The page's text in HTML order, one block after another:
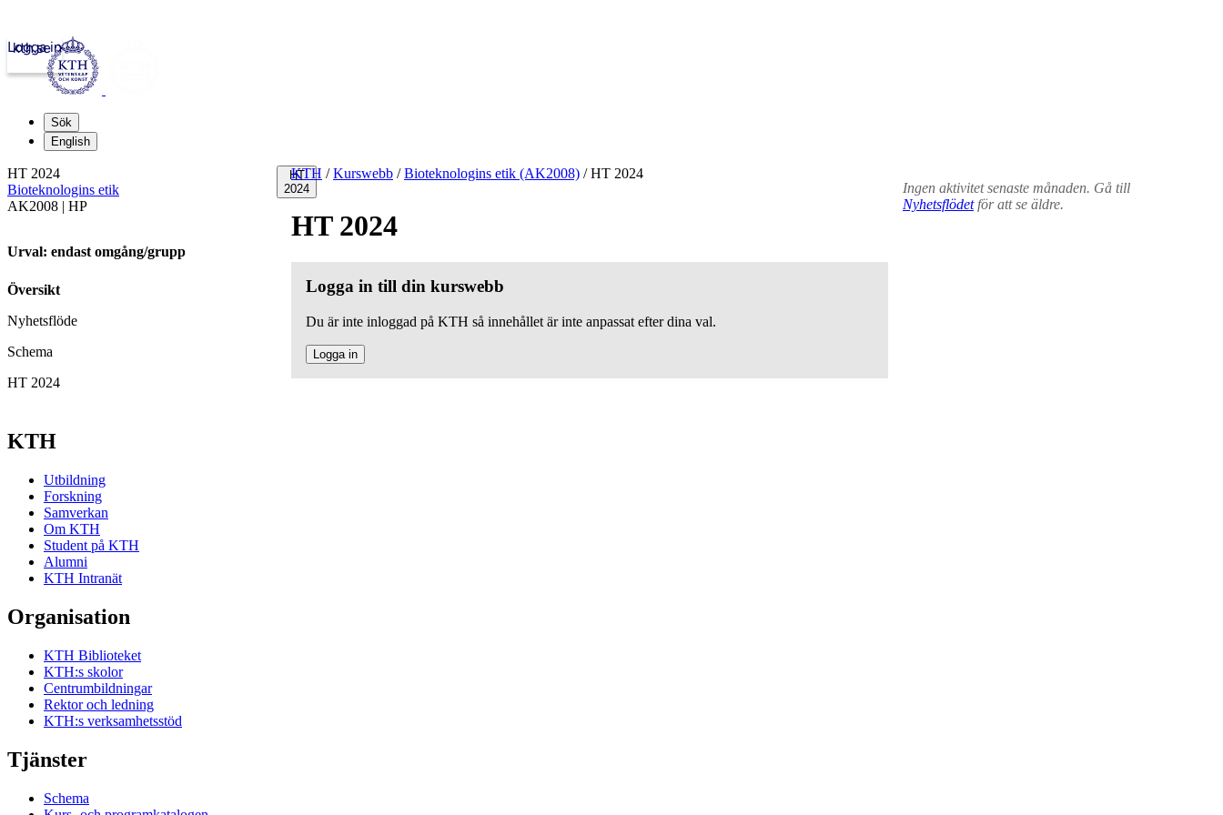
kth.se
Logga in
Sök
English
HT
2024
KTH / Kurswebb / Bioteknologins etik (AK2008) /HT 2024
HT 2024
Logga in till din kurswebb
Du är inte inloggad på KTH så innehållet är inte anpassat efter dina val.
Logga in
Ingen aktivitet senaste månaden. Gå till
Nyhetsflödetför att se äldre.
HT 2024
Bioteknologins etik
AK2008 | HP
Urval: endast omgång/grupp
Översikt
Nyhetsflöde
Schema
HT 2024
KTH
Utbildning
Forskning
Samverkan
Om KTH
Student på KTH
Alumni
KTH Intranät
Organisation
KTH Biblioteket
KTH:s skolor
Centrumbildningar
Rektor och ledning
KTH:s verksamhetsstöd
Tjänster
Schema